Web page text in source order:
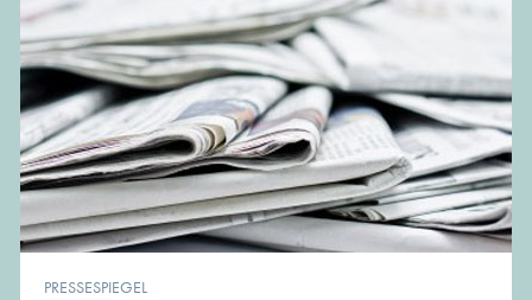
PRESSESPIEGEL